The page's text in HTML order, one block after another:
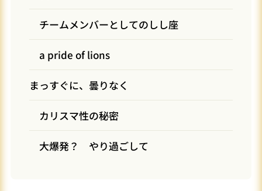
チームメンバーとしてのしし座
a pride of lions
まっすぐに、曇りなく
カリスマ性の秘密
大爆発？ やり過ごして